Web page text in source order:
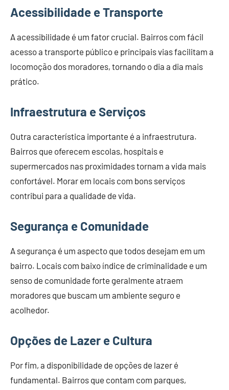
Acessibilidade e Transporte
A acessibilidade é um fator crucial. Bairros com fácil
acesso a transporte público e principais vias facilitam a
locomoção dos moradores, tornando o dia a dia mais
prático.
Infraestrutura e Serviços
Outra característica importante é a infraestrutura.
Bairros que oferecem escolas, hospitais e
supermercados nas proximidades tornam a vida mais
confortável. Morar em locais com bons serviços
contribui para a qualidade de vida.
Segurança e Comunidade
A segurança é um aspecto que todos desejam em um
bairro. Locais com baixo índice de criminalidade e um
senso de comunidade forte geralmente atraem
moradores que buscam um ambiente seguro e
acolhedor.
Opções de Lazer e Cultura
Por fim, a disponibilidade de opções de lazer é
fundamental. Bairros que contam com parques,